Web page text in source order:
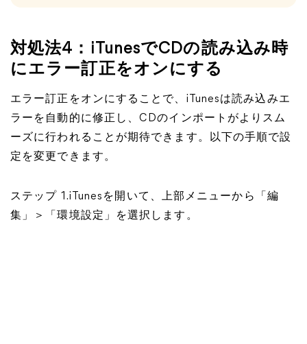
対処法4：iTunesでCDの読み込み時
にエラー訂正をオンにする
エラー訂正をオンにすることで、iTunesは読み込みエ
ラーを自動的に修正し、CDのインポートがよりスム
ーズに行われることが期待できます。以下の手順で設
定を変更できます。
ステップ 1.iTunesを開いて、上部メニューから「編
集」＞「環境設定」を選択します。